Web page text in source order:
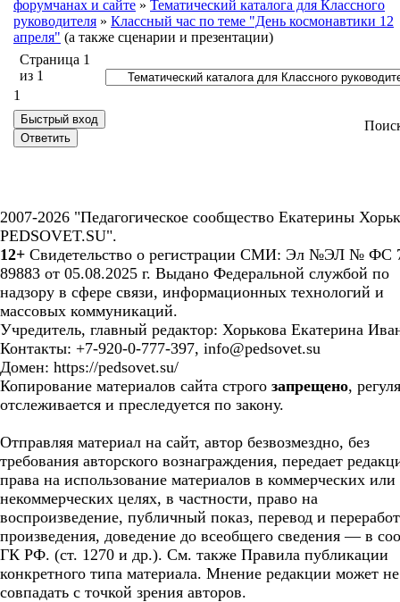
форумчанах и сайте » Тематический каталога для Классного
руководителя » Классный час по теме "День космонавтики 12
апреля" (а также сценарии и презентации)
Страница 1
из 1
1
2007-2026 "Педагогическое сообщество Екатерины
PEDSOVET.SU".
12+ Свидетельство о регистрации СМИ: Эл №ЭЛ № ФС
89883 от 05.08.2025 г. Выдано Федеральной службой по
надзору в сфере связи, информационных технологий и
массовых коммуникаций.
Учредитель, главный редактор: Хорькова Екатерина
Контакты: +7-920-0-777-397, info@pedsovet.su
Домен: https://pedsovet.su/
Копирование материалов сайта строго запрещено,
отслеживается и преследуется по закону.
Отправляя материал на сайт, автор безвозмездно, без
требования авторского вознаграждения, передает
права на использование материалов в коммерческих или
некоммерческих целях, в частности, право на
воспроизведение, публичный показ, перевод и
произведения, доведение до всеобщего сведения — в
ГК РФ. (ст. 1270 и др.). См. также Правила публикации
конкретного типа материала. Мнение редакции может не
совпадать с точкой зрения авторов.